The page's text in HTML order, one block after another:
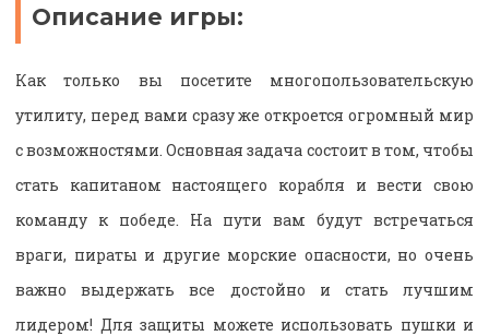
Описание игры:
Как только вы посетите многопользовательскую
утилиту, перед вами сразу же откроется огромный мир
с возможностями. Основная задача состоит в том, чтобы
стать капитаном настоящего корабля и вести свою
команду к победе. На пути вам будут встречаться
враги, пираты и другие морские опасности, но очень
важно выдержать все достойно и стать лучшим
лидером! Для защиты можете использовать пушки и